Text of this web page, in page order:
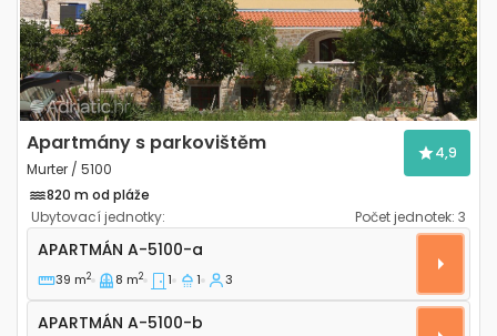
Apartmány s parkovištěm
Murter / 5100
4,9
820 m od pláže
Ubytovací jednotky:
Počet jednotek: 3
Jednopokojový apartmán Murter A-5100-a
APARTMÁN A-5100-a
39 m2 8 m2 1 1 3
Apartmán A-5100-b
APARTMÁN A-5100-b